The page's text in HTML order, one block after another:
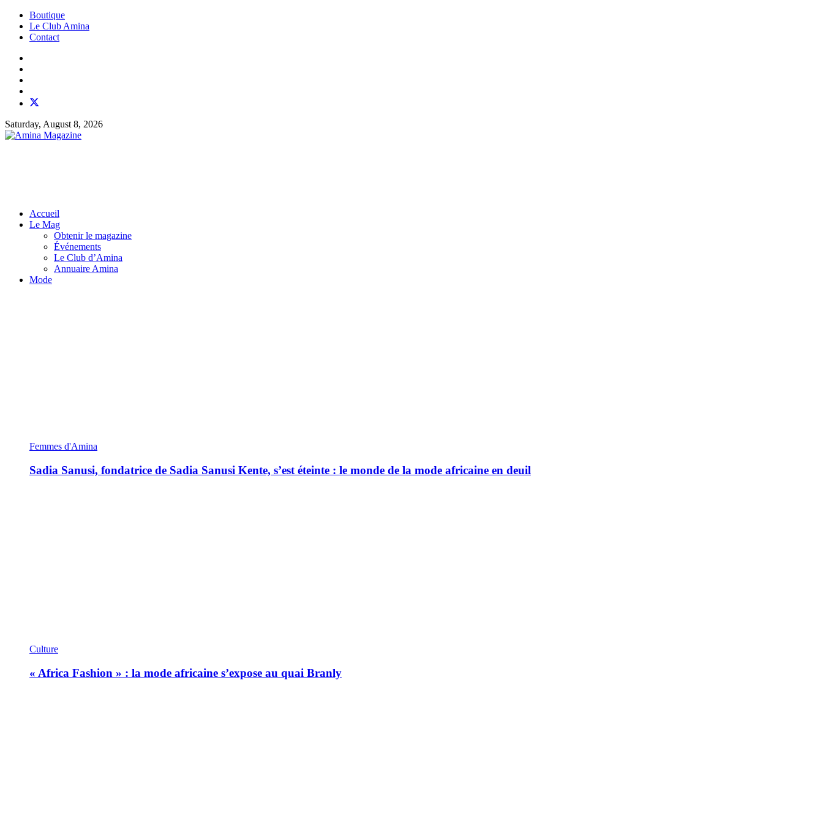
Boutique
Le Club Amina
Contact
Saturday, August 8, 2026
Accueil
Le Mag
Obtenir le magazine
Événements
Le Club d’Amina
Annuaire Amina
Mode
Femmes d'Amina
Sadia Sanusi, fondatrice de Sadia Sanusi Kente, s’est éteinte : le monde de la mode africaine en deuil
Culture
« Africa Fashion » : la mode africaine s’expose au quai Branly